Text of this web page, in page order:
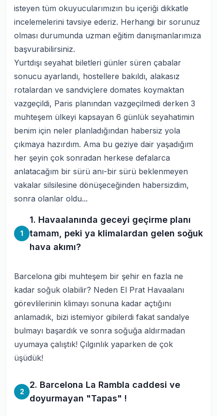
isteyen tüm okuyucularımızın bu içeriği dikkatle
incelemelerini tavsiye ederiz. Herhangi bir sorunuz
olması durumunda uzman eğitim danışmanlarımıza
başvurabilirsiniz.
Yurtdışı seyahat biletleri günler süren çabalar
sonucu ayarlandı, hostellere bakıldı, alakasız
rotalardan ve sandviçlere domates koymaktan
vazgeçildi, Paris planından vazgeçilmedi derken 3
muhteşem ülkeyi kapsayan 6 günlük seyahatimin
benim için neler planladığından habersiz yola
çıkmaya hazırdım. Ama bu geziye dair yaşadığım
her şeyin çok sonradan herkese defalarca
anlatacağım bir sürü anı-bir sürü beklenmeyen
vakalar silsilesine dönüşeceğinden habersizdim,
sonra olanlar oldu...
1
1. Havaalanında geceyi geçirme planı
tamam, peki ya klimalardan gelen soğuk
hava akımı?
Barcelona gibi muhteşem bir şehir en fazla ne
kadar soğuk olabilir? Neden El Prat Havaalanı
görevlilerinin klimayı sonuna kadar açtığını
anlamadık, bizi istemiyor gibilerdi fakat sandalye
bulmayı başardık ve sonra soğuğa aldırmadan
uyumaya çalıştık! Çılgınlık yaparken de çok
üşüdük!
2
2. Barcelona La Rambla caddesi ve
doyurmayan "Tapas" !